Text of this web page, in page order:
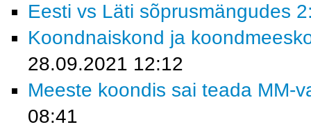
Eesti vs Läti sõprusmängudes
Koondnaiskond ja
28.09.2021 12:12
Meeste koondis sai teada MM-
08:41